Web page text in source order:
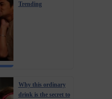
Trending
Why this ordinary
drink is the secret to